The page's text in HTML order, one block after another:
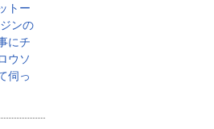
トー
ンの
にチ
ウソ
伺っ